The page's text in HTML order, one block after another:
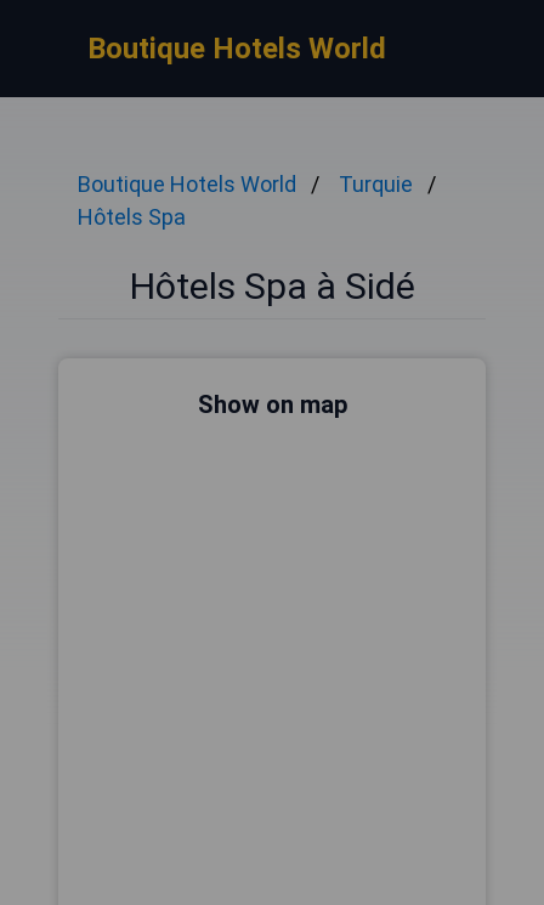
Boutique Hotels World
Boutique Hotels World
Turquie
Hôtels Spa
Hôtels Spa à Sidé
Show on map